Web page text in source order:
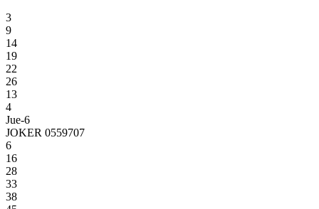
3
9
14
19
22
26
13
4
Jue-6
JOKER 0559707
6
16
28
33
38